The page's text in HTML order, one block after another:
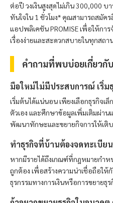
ต่อปี วงเงินสูงสุดไม่เกิน 300,000
ทันใจใน 1 ชั่วโมง* คุณสามารถสมั
แอปพลิเคชัน PROMISE เพื่อให้กา
เรื่องง่ายและสะดวกสบายในทุกสถา
คำถามที่พบบ่อยเกี่ยวกั
มือใหม่ไม่มีประสบการณ์ เริ่ม
เริ่มต้นได้แน่นอน เพียงเลือกธุรกิจ
ตัวเอง และศึกษาข้อมูลเพิ่มเติมผ่า
พัฒนาทักษะและขยายกิจการให้เติ
ทำธุรกิจที่บ้านต้องจดทะเบีย
หากมีรายได้ถึงเกณฑ์ที่กฎหมายกำ
ถูกต้อง เพื่อสร้างความน่าเชื่อถือใ
ธุรกรรมทางการเงินหรือการขยายธุ